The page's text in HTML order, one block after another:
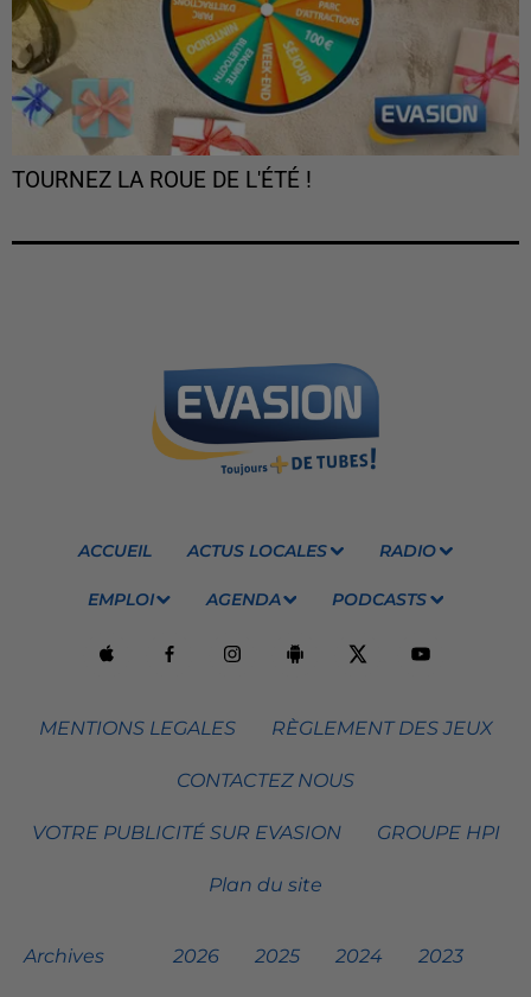
TOURNEZ LA ROUE DE L'ÉTÉ !
ACCUEIL ACTUS LOCALES RADIO
EMPLOI AGENDA PODCASTS
MENTIONS LEGALES RÈGLEMENT DES JEUX
CONTACTEZ NOUS
VOTRE PUBLICITÉ SUR EVASION GROUPE HPI
Plan du site
Archives 2026 2025 2024 2023